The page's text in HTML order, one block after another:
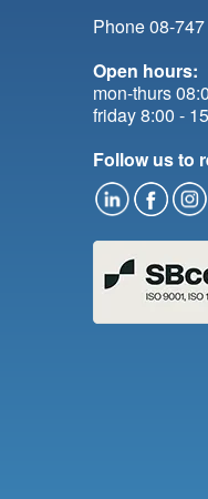
Phone 08-
Open hours:
mon-thurs
friday 8:00 -
Follow us to